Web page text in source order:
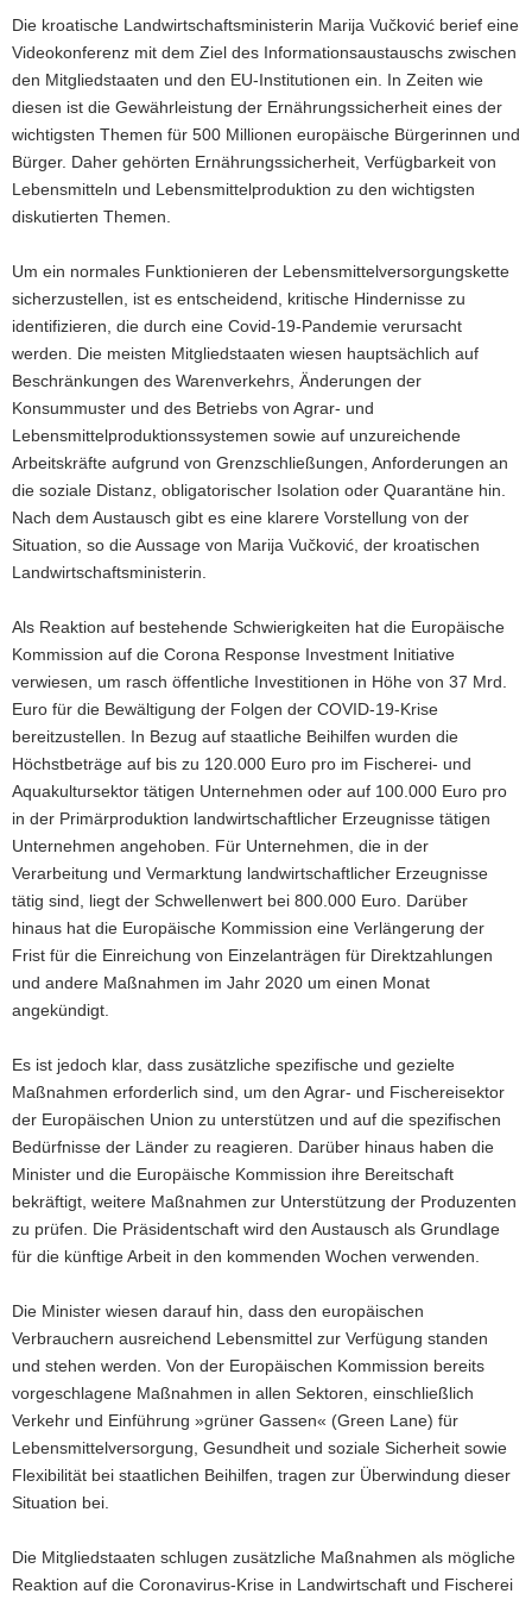
Die kroatische Landwirtschaftsministerin Marija Vučković berief eine
Videokonferenz mit dem Ziel des Informationsaustauschs zwischen
den Mitgliedstaaten und den EU-Institutionen ein. In Zeiten wie
diesen ist die Gewährleistung der Ernährungssicherheit eines der
wichtigsten Themen für 500 Millionen europäische Bürgerinnen und
Bürger. Daher gehörten Ernährungssicherheit, Verfügbarkeit von
Lebensmitteln und Lebensmittelproduktion zu den wichtigsten
diskutierten Themen.
Um ein normales Funktionieren der Lebensmittelversorgungskette
sicherzustellen, ist es entscheidend, kritische Hindernisse zu
identifizieren, die durch eine Covid-19-Pandemie verursacht
werden. Die meisten Mitgliedstaaten wiesen hauptsächlich auf
Beschränkungen des Warenverkehrs, Änderungen der
Konsummuster und des Betriebs von Agrar- und
Lebensmittelproduktionssystemen sowie auf unzureichende
Arbeitskräfte aufgrund von Grenzschließungen, Anforderungen an
die soziale Distanz, obligatorischer Isolation oder Quarantäne hin.
Nach dem Austausch gibt es eine klarere Vorstellung von der
Situation, so die Aussage von Marija Vučković, der kroatischen
Landwirtschaftsministerin.
Als Reaktion auf bestehende Schwierigkeiten hat die Europäische
Kommission auf die Corona Response Investment Initiative
verwiesen, um rasch öffentliche Investitionen in Höhe von 37 Mrd.
Euro für die Bewältigung der Folgen der COVID-19-Krise
bereitzustellen. In Bezug auf staatliche Beihilfen wurden die
Höchstbeträge auf bis zu 120.000 Euro pro im Fischerei- und
Aquakultursektor tätigen Unternehmen oder auf 100.000 Euro pro
in der Primärproduktion landwirtschaftlicher Erzeugnisse tätigen
Unternehmen angehoben. Für Unternehmen, die in der
Verarbeitung und Vermarktung landwirtschaftlicher Erzeugnisse
tätig sind, liegt der Schwellenwert bei 800.000 Euro. Darüber
hinaus hat die Europäische Kommission eine Verlängerung der
Frist für die Einreichung von Einzelanträgen für Direktzahlungen
und andere Maßnahmen im Jahr 2020 um einen Monat
angekündigt.
Es ist jedoch klar, dass zusätzliche spezifische und gezielte
Maßnahmen erforderlich sind, um den Agrar- und Fischereisektor
der Europäischen Union zu unterstützen und auf die spezifischen
Bedürfnisse der Länder zu reagieren. Darüber hinaus haben die
Minister und die Europäische Kommission ihre Bereitschaft
bekräftigt, weitere Maßnahmen zur Unterstützung der Produzenten
zu prüfen. Die Präsidentschaft wird den Austausch als Grundlage
für die künftige Arbeit in den kommenden Wochen verwenden.
Die Minister wiesen darauf hin, dass den europäischen
Verbrauchern ausreichend Lebensmittel zur Verfügung standen
und stehen werden. Von der Europäischen Kommission bereits
vorgeschlagene Maßnahmen in allen Sektoren, einschließlich
Verkehr und Einführung »grüner Gassen« (Green Lane) für
Lebensmittelversorgung, Gesundheit und soziale Sicherheit sowie
Flexibilität bei staatlichen Beihilfen, tragen zur Überwindung dieser
Situation bei.
Die Mitgliedstaaten schlugen zusätzliche Maßnahmen als mögliche
Reaktion auf die Coronavirus-Krise in Landwirtschaft und Fischerei